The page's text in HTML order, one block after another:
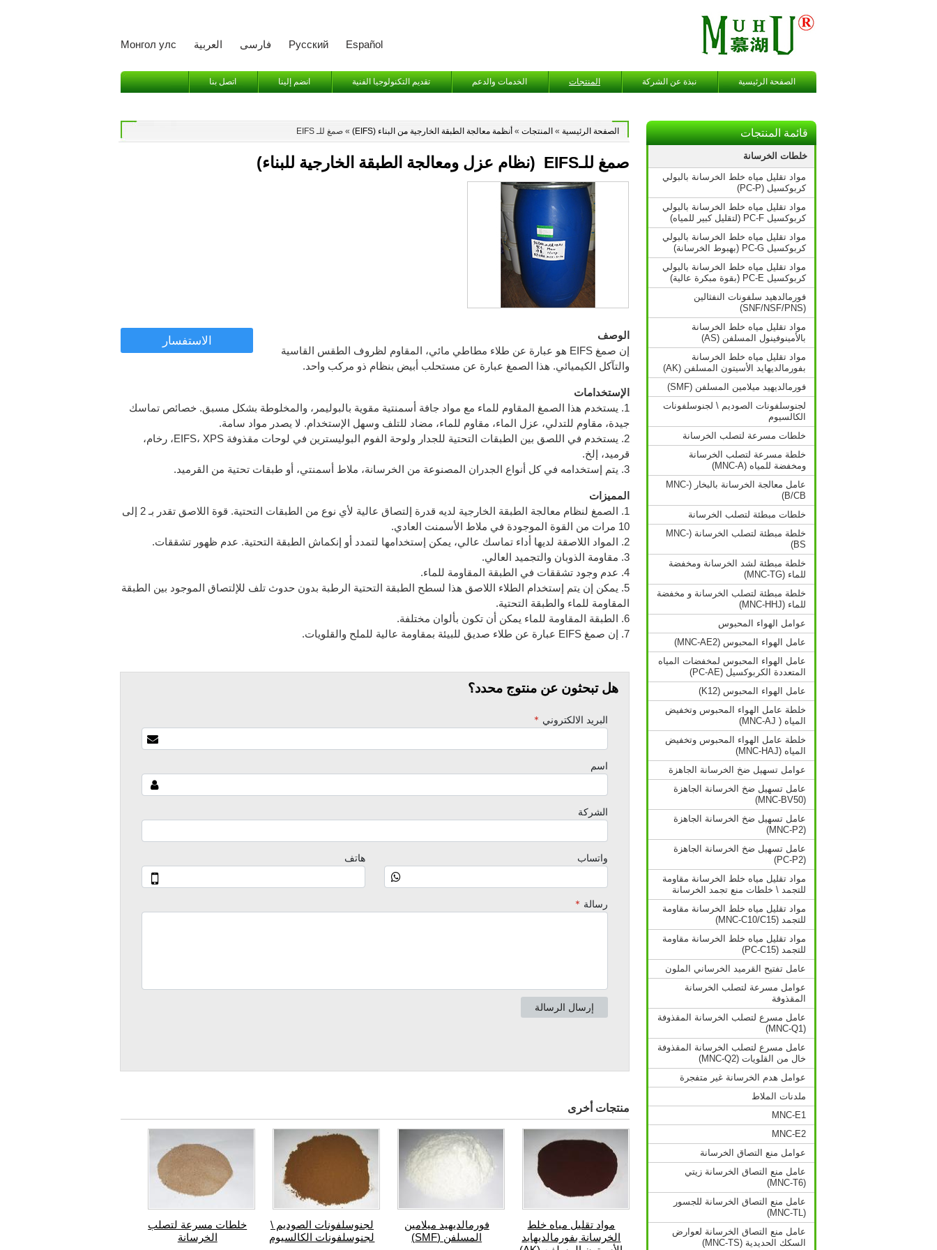
Español
Русский فارسی العربية Монгол улс
الصفحة الرئيسية نبذة عن الشركة المنتجات الخدمات والدعم تقديم التكنولوجيا الفنية انضم إلينا اتصل بنا
الصفحة الرئيسية » المنتجات » أنظمة معالجة الطبقة الخارجية من البناء (EIFS) »صمغ للـ EIFS
صمغ للـEIFS (نظام عزل ومعالجة الطبقة الخارجية للبناء)
الاستفسار
الوصف
إن صمغ EIFS هو عبارة عن طلاء مطاطي مائي، المقاوم لظروف الطقس القاسية
والتآكل الكيميائي. هذا الصمغ عبارة عن مستحلب أبيض بنظام ذو مركب واحد.
الإستخدامات
1. يستخدم هذا الصمغ المقاوم للماء مع مواد جافة أسمنتية مقوية بالبوليمر، والمخلوطة بشكل مسبق. خصائص تماسك
جيدة، مقاوم للتدلي، عزل الماء، مقاوم للماء، مضاد للتلف وسهل الإستخدام. لا يصدر مواد سامة.
2. يستخدم في اللصق بين الطبقات التحتية للجدار ولوحة الفوم البوليسترين في لوحات مقذوفة EIFS، XPS، رخام،
قرميد، إلخ.
3. يتم إستخدامه في كل أنواع الجدران المصنوعة من الخرسانة، ملاط أسمنتي، أو طبقات تحتية من القرميد.
المميزات
1. الصمغ لنظام معالجة الطبقة الخارجية لديه قدرة إلتصاق عالية لأي نوع من الطبقات التحتية. قوة اللاصق تقدر بـ 2 إلى
10 مرات من القوة الموجودة في ملاط الأسمنت العادي.
2. المواد اللاصقة لديها أداء تماسك عالي، يمكن إستخدامها لتمدد أو إنكماش الطبقة التحتية. عدم ظهور تشققات.
3. مقاومة الذوبان والتجميد العالي.
4. عدم وجود تشققات في الطبقة المقاومة للماء.
5. يمكن إن يتم إستخدام الطلاء اللاصق هذا لسطح الطبقة التحتية الرطبة بدون حدوث تلف للإلتصاق الموجود بين الطبقة
المقاومة للماء والطبقة التحتية.
6. الطبقة المقاومة للماء يمكن أن تكون بألوان مختلفة.
7. إن صمغ EIFS عبارة عن طلاء صديق للبيئة بمقاومة عالية للملح والقلويات.
هل تبحثون عن منتوج محدد؟
منتجات أخرى
مواد تقليل مياه خلط
الخرسانة بفورمالديهايد
فورمالديهيد ميلامين
المسلفن (SMF)
لجنوسلفونات الصوديم \
لجنوسلفونات الكالسيوم
خلطات مسرعة لتصلب
الخرسانة
قائمة المنتجات
خلطات الخرسانة
مواد تقليل مياه خلط الخرسانة بالبولي
كربوكسيل (PC-P)
مواد تقليل مياه خلط الخرسانة بالبولي
كربوكسيل PC-F (لتقليل كبير للمياه)
مواد تقليل مياه خلط الخرسانة بالبولي
كربوكسيل PC-G (بهبوط الخرسانة)
مواد تقليل مياه خلط الخرسانة بالبولي
كربوكسيل PC-E (بقوة مبكرة عالية)
فورمالدهيد سلفونات النفثالين
(SNF/NSF/PNS)
مواد تقليل مياه خلط الخرسانة
بالأمينوفينول المسلفن (AS)
مواد تقليل مياه خلط الخرسانة
بفورمالديهايد الأسيتون المسلفن (AK)
فورمالديهيد ميلامين المسلفن (SMF)
لجنوسلفونات الصوديم \ لجنوسلفونات
الكالسيوم
خلطات مسرعة لتصلب الخرسانة
خلطة مسرعة لتصلب الخرسانة
ومخفضة للمياه (MNC-A)
عامل معالجة الخرسانة بالبخار (MNC-
B/CB)
خلطات مبطئة لتصلب الخرسانة
خلطة مبطئة لتصلب الخرسانة (MNC-
BS)
خلطة مبطئة لشد الخرسانة ومخفضة
للماء (MNC-TG)
خلطة مبطئة لتصلب الخرسانة و مخفضة
للماء (MNC-HHJ)
عوامل الهواء المحبوس
عامل الهواء المحبوس (MNC-AE2)
عامل الهواء المحبوس لمخفضات المياه
المتعددة الكربوكسيل (PC-AE)
عامل الهواء المحبوس (K12)
خلطة عامل الهواء المحبوس وتخفيض
المياه ( MNC-AJ)
خلطة عامل الهواء المحبوس وتخفيض
المياه (MNC-HAJ)
عوامل تسهيل ضخ الخرسانة الجاهزة
عامل تسهيل ضخ الخرسانة الجاهزة
(MNC-BV50)
عامل تسهيل ضخ الخرسانة الجاهزة
(MNC-P2)
عامل تسهيل ضخ الخرسانة الجاهزة
(PC-P2)
مواد تقليل مياه خلط الخرسانة مقاومة
للتجمد \ خلطات منع تجمد الخرسانة
مواد تقليل مياه خلط الخرسانة مقاومة
للتجمد (MNC-C10/C15)
مواد تقليل مياه خلط الخرسانة مقاومة
للتجمد (PC-C15)
عامل تفتيح القرميد الخرساني الملون
عوامل مسرعة لتصلب الخرسانة
المقذوفة
عامل مسرع لتصلب الخرسانة المقذوفة
(MNC-Q1)
عامل مسرع لتصلب الخرسانة المقذوفة
خال من القلويات (MNC-Q2)
عوامل هدم الخرسانة غير متفجرة
ملدنات الملاط
MNC-E1
MNC-E2
عوامل منع التصاق الخرسانة
عامل منع التصاق الخرسانة زيتي
(MNC-T6)
عامل منع التصاق الخرسانة للجسور
(MNC-TL)
عامل منع التصاق الخرسانة لعوارض
السكك الحديدية (MNC-TS)